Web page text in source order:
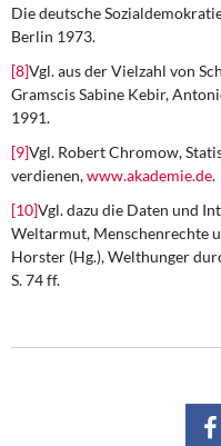
Die deutsche
Berlin 1973.
[8]Vgl. aus der Vielzahl von
Gramscis Sabine Kebir,
1991.
[9]Vgl. Robert Chromow,
verdienen,www.akademie.de.
[10]Vgl. dazu die Daten und
Weltarmut, Menschenrechte
Horster (Hg.), Welthunger
S. 74 ff.